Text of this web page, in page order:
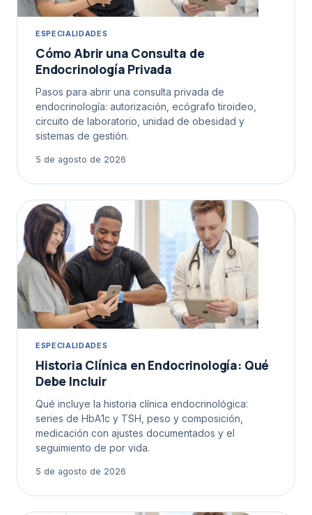
ESPECIALIDADES
Cómo Abrir una Consulta de
Endocrinología Privada
Pasos para abrir una consulta privada de
endocrinología: autorización, ecógrafo tiroideo,
circuito de laboratorio, unidad de obesidad y
sistemas de gestión.
5 de agosto de 2026
ESPECIALIDADES
Historia Clínica en Endocrinología: Qué
Debe Incluir
Qué incluye la historia clínica endocrinológica:
series de HbA1c y TSH, peso y composición,
medicación con ajustes documentados y el
seguimiento de por vida.
5 de agosto de 2026